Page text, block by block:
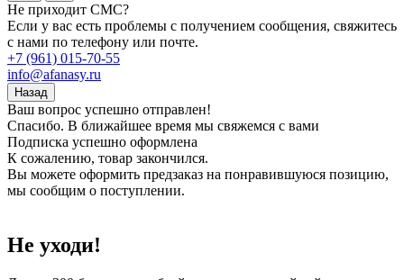
Не приходит СМС?
Если у вас есть проблемы с получением сообщения, свяжитесь
с нами по телефону или почте.
+7 (961) 015-70-55
info@afanasy.ru
Назад
Ваш вопрос успешно отправлен!
Спасибо. В ближайшее время мы свяжемся с вами
Подписка успешно оформлена
К сожалению, товар закончился.
Вы можете оформить предзаказ на понравившуюся позицию,
мы сообщим о поступлении.
Не уходи!